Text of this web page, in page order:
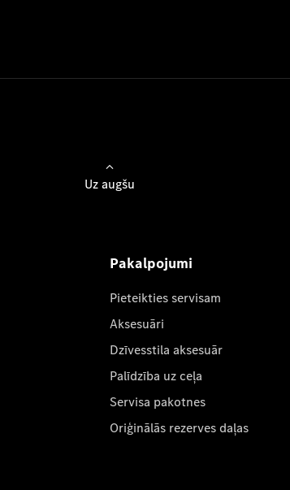
Uz augšu
Pakalpojumi
Pieteikties servisam
Aksesuāri
Dzīvesstila aksesuār
Palīdzība uz ceļa
Servisa pakotnes
Oriģinālās rezerves daļas